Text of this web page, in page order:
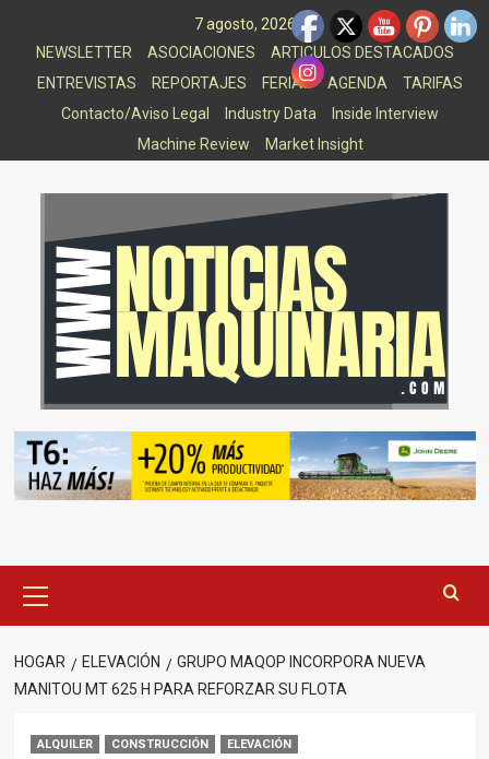
7 agosto, 2026
NEWSLETTER
ASOCIACIONES
ARTICULOS DESTACADOS
ENTREVISTAS
REPORTAJES FERIAS AGENDA
TARIFAS
Contacto/Aviso Legal
Industry Data
Inside Interview
Machine Review
Market Insight
principal
HOGAR ELEVACIÓN
GRUPO MAQOP INCORPORA NUEVA
MANITOU MT 625 H PARA REFORZAR SU FLOTA
ALQUILER CONSTRUCCIÓN ELEVACIÓN